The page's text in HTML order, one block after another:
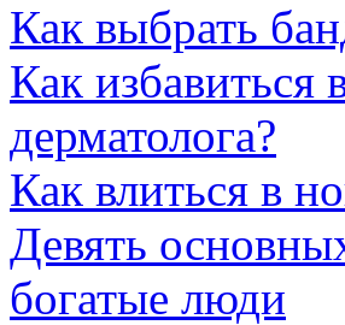
Как выбрать
Как избавиться
дерматолога?
Как влиться в
Девять
богатые люди